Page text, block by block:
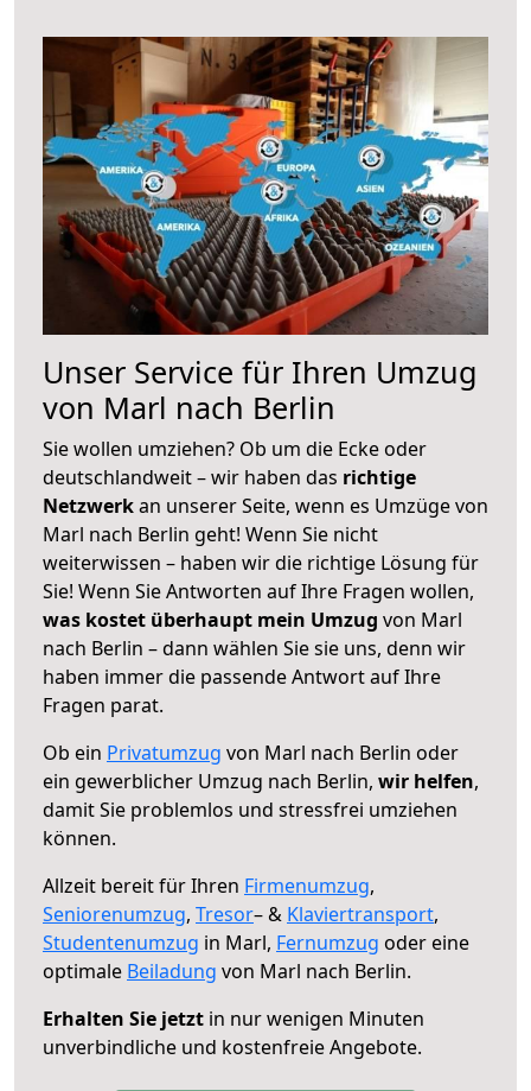
Unser Service für Ihren Umzug
von Marl nach Berlin
Sie wollen umziehen? Ob um die Ecke oder
deutschlandweit – wir haben das richtige
Netzwerkan unserer Seite, wenn es Umzüge von
Marl nach Berlin geht! Wenn Sie nicht
weiterwissen – haben wir die richtige Lösung für
Sie! Wenn Sie Antworten auf Ihre Fragen wollen,
was kostet überhaupt mein Umzug von Marl
nach Berlin – dann wählen Sie sie uns, denn wir
haben immer die passende Antwort auf Ihre
Fragen parat.
Ob ein Privatumzug von Marl nach Berlin oder
ein gewerblicher Umzug nach Berlin, wir helfen,
damit Sie problemlos und stressfrei umziehen
können.
Allzeit bereit für Ihren Firmenumzug,
Seniorenumzug, Tresor– & Klaviertransport,
Studentenumzug in Marl, Fernumzug oder eine
optimale Beiladung von Marl nach Berlin.
Erhalten Sie jetzt in nur wenigen Minuten
unverbindliche und kostenfreie Angebote.